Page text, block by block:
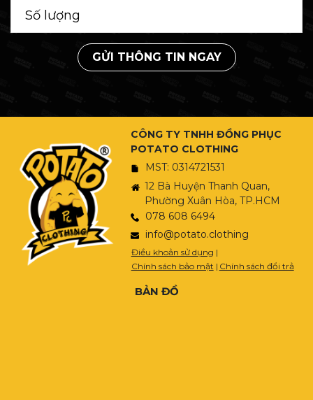
GỬI THÔNG TIN NGAY
CÔNG TY TNHH ĐỒNG PHỤC
POTATO CLOTHING
MST: 0314721531
12 Bà Huyện Thanh Quan,
Phường Xuân Hòa, TP.HCM
078 608 6494
info@potato.clothing
Điều khoản sử dụng |
Chính sách bảo mật | Chính sách đổi trả
BẢN ĐỒ